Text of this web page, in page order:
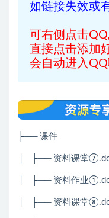
如链接失效或
可右侧点击
直接点击添加
会自动进入QQ
├── 课件
│ ├── 资料课堂
│ ├── 资料作业
│ ├── 资料课堂